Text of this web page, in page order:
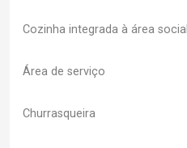
Cozinha integrada à área social
Área de serviço
Churrasqueira